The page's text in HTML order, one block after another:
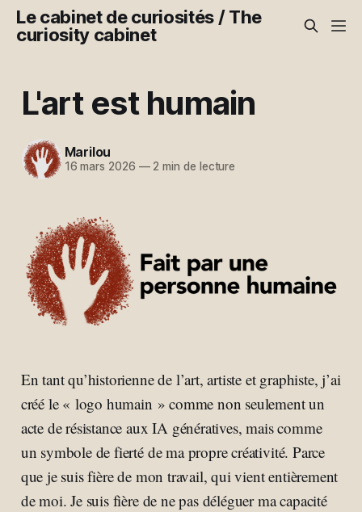
Le cabinet de curiosités / The
curiosity cabinet
L'art est humain
Marilou
16 mars 2026 —2 min de lecture
En tant qu’historienne de l’art, artiste et graphiste, j’ai
créé le « logo humain » comme non seulement un
acte de résistance aux IA génératives, mais comme
un symbole de fierté de ma propre créativité. Parce
que je suis fière de mon travail, qui vient entièrement
de moi. Je suis fière de ne pas déléguer ma capacité